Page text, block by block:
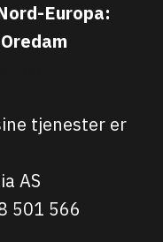
Europa:
tjenester er
AS
501 566